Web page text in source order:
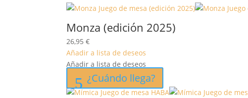
Monza (edición 2025)
26,95€
Añadir a lista de deseos
Añadir a lista de deseos
¿Cuándo llega?